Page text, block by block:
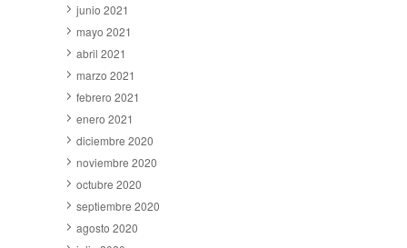
junio 2021
mayo 2021
abril 2021
marzo 2021
febrero 2021
enero 2021
diciembre 2020
noviembre 2020
octubre 2020
septiembre 2020
agosto 2020